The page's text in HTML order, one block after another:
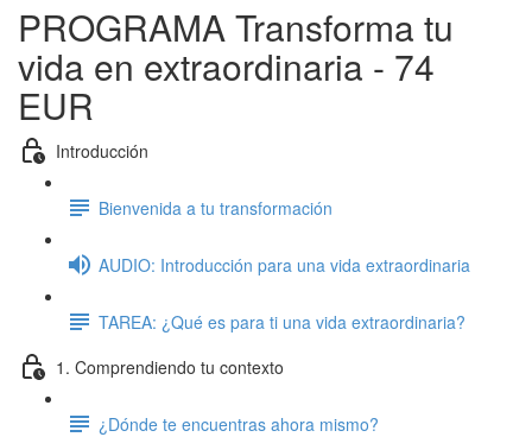
PROGRAMA Transforma tu
vida en extraordinaria - 74
EUR
Introducción
Bienvenida a tu transformación
AUDIO: Introducción para una vida extraordinaria
TAREA: ¿Qué es para ti una vida extraordinaria?
1. Comprendiendo tu contexto
¿Dónde te encuentras ahora mismo?